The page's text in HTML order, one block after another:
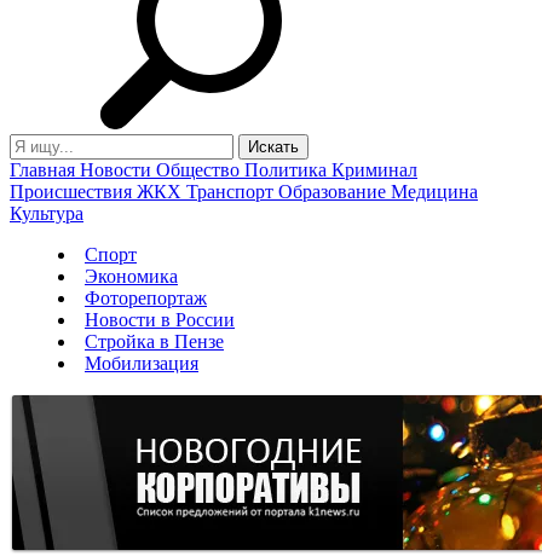
Главная Новости Общество Политика Криминал
Происшествия ЖКХ Транспорт Образование Медицина
Культура
Спорт
Экономика
Фоторепортаж
Новости в России
Стройка в Пензе
Мобилизация